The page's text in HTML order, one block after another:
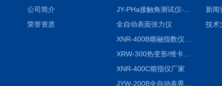
公司简介
荣誉资质
全自动表面张力仪
XRW-300热变形/维卡软化点温度测定仪
XNR-400C熔指仪厂家
新闻
技术